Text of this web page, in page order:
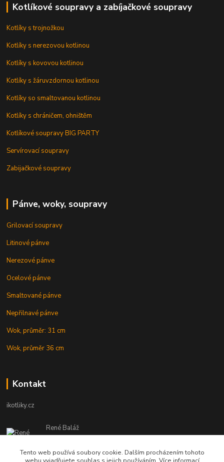
Kotlíkové soupravy a zabíjačkové soupravy
Kotlíky s trojnožkou
Kotlíky s nerezovou kotlinou
Kotlíky s kovovou kotlinou
Kotlíky s žáruvzdornou kotlinou
Kotlíky so smaltovanou kotlinou
Kotlíky s chráničem, ohništěm
Kotlíkové soupravy BIG PARTY
Servírovací soupravy
Zabijačkové soupravy
Pánve, woky, soupravy
Grilovací soupravy
Litinové pánve
Nerezové pánve
Ocelové pánve
Smaltované pánve
Nepřilnavé pánve
Wok, průměr: 31 cm
Wok, průměr 36 cm
Kontakt
ikotliky.cz
René Baláž
Eshop: +421 902 212 007
od 8:00 - do 16:00 hod
Tento web používá soubory cookie. Dalším procházením tohoto